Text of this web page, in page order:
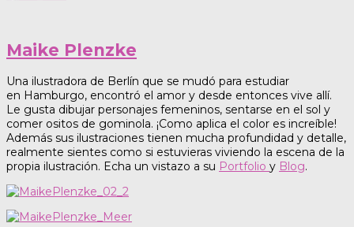
Maike Plenzke
Una ilustradora de Berlín que se mudó para estudiar
en Hamburgo, encontró el amor y desde entonces vive allí.
Le gusta dibujar personajes femeninos, sentarse en el sol y
comer ositos de gominola. ¡Como aplica el color es increíble!
Además sus ilustraciones tienen mucha profundidad y detalle,
realmente sientes como si estuvieras viviendo la escena de la
propia ilustración. Echa un vistazo a su Portfolio y Blog.